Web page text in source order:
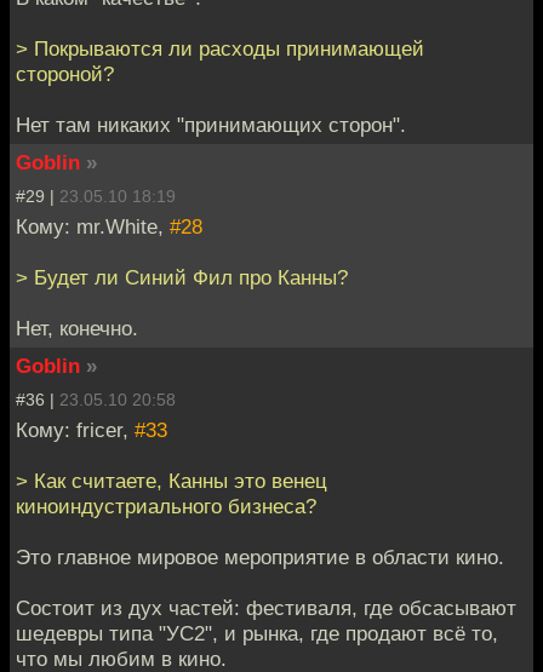
> Покрываются ли расходы принимающей
стороной?
Нет там никаких "принимающих сторон".
Goblin »
#29 | 23.05.10 18:19
Кому: mr.White, #28
> Будет ли Синий Фил про Канны?
Нет, конечно.
Goblin »
#36 | 23.05.10 20:58
Кому: fricer, #33
> Как считаете, Канны это венец
киноиндустриального бизнеса?
Это главное мировое мероприятие в области кино.
Состоит из дух частей: фестиваля, где обсасывают
шедевры типа "УС2", и рынка, где продают всё то,
что мы любим в кино.